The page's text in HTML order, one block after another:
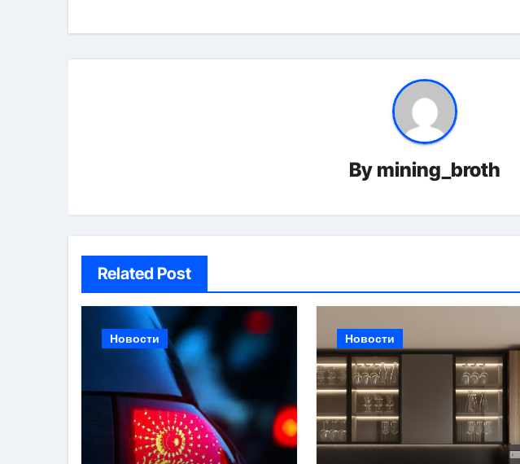
By mining_broth
Related Post
Новости Новости